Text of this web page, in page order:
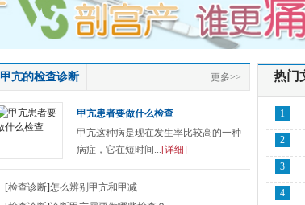
热门
1
2
3
4
甲亢的检查诊断 更多>>
甲亢患者要做什么检查
甲亢这种病是现在发生率比较高的一种
病症，它在短时间...[详细]
[检查诊断]怎么辨别甲亢和甲减